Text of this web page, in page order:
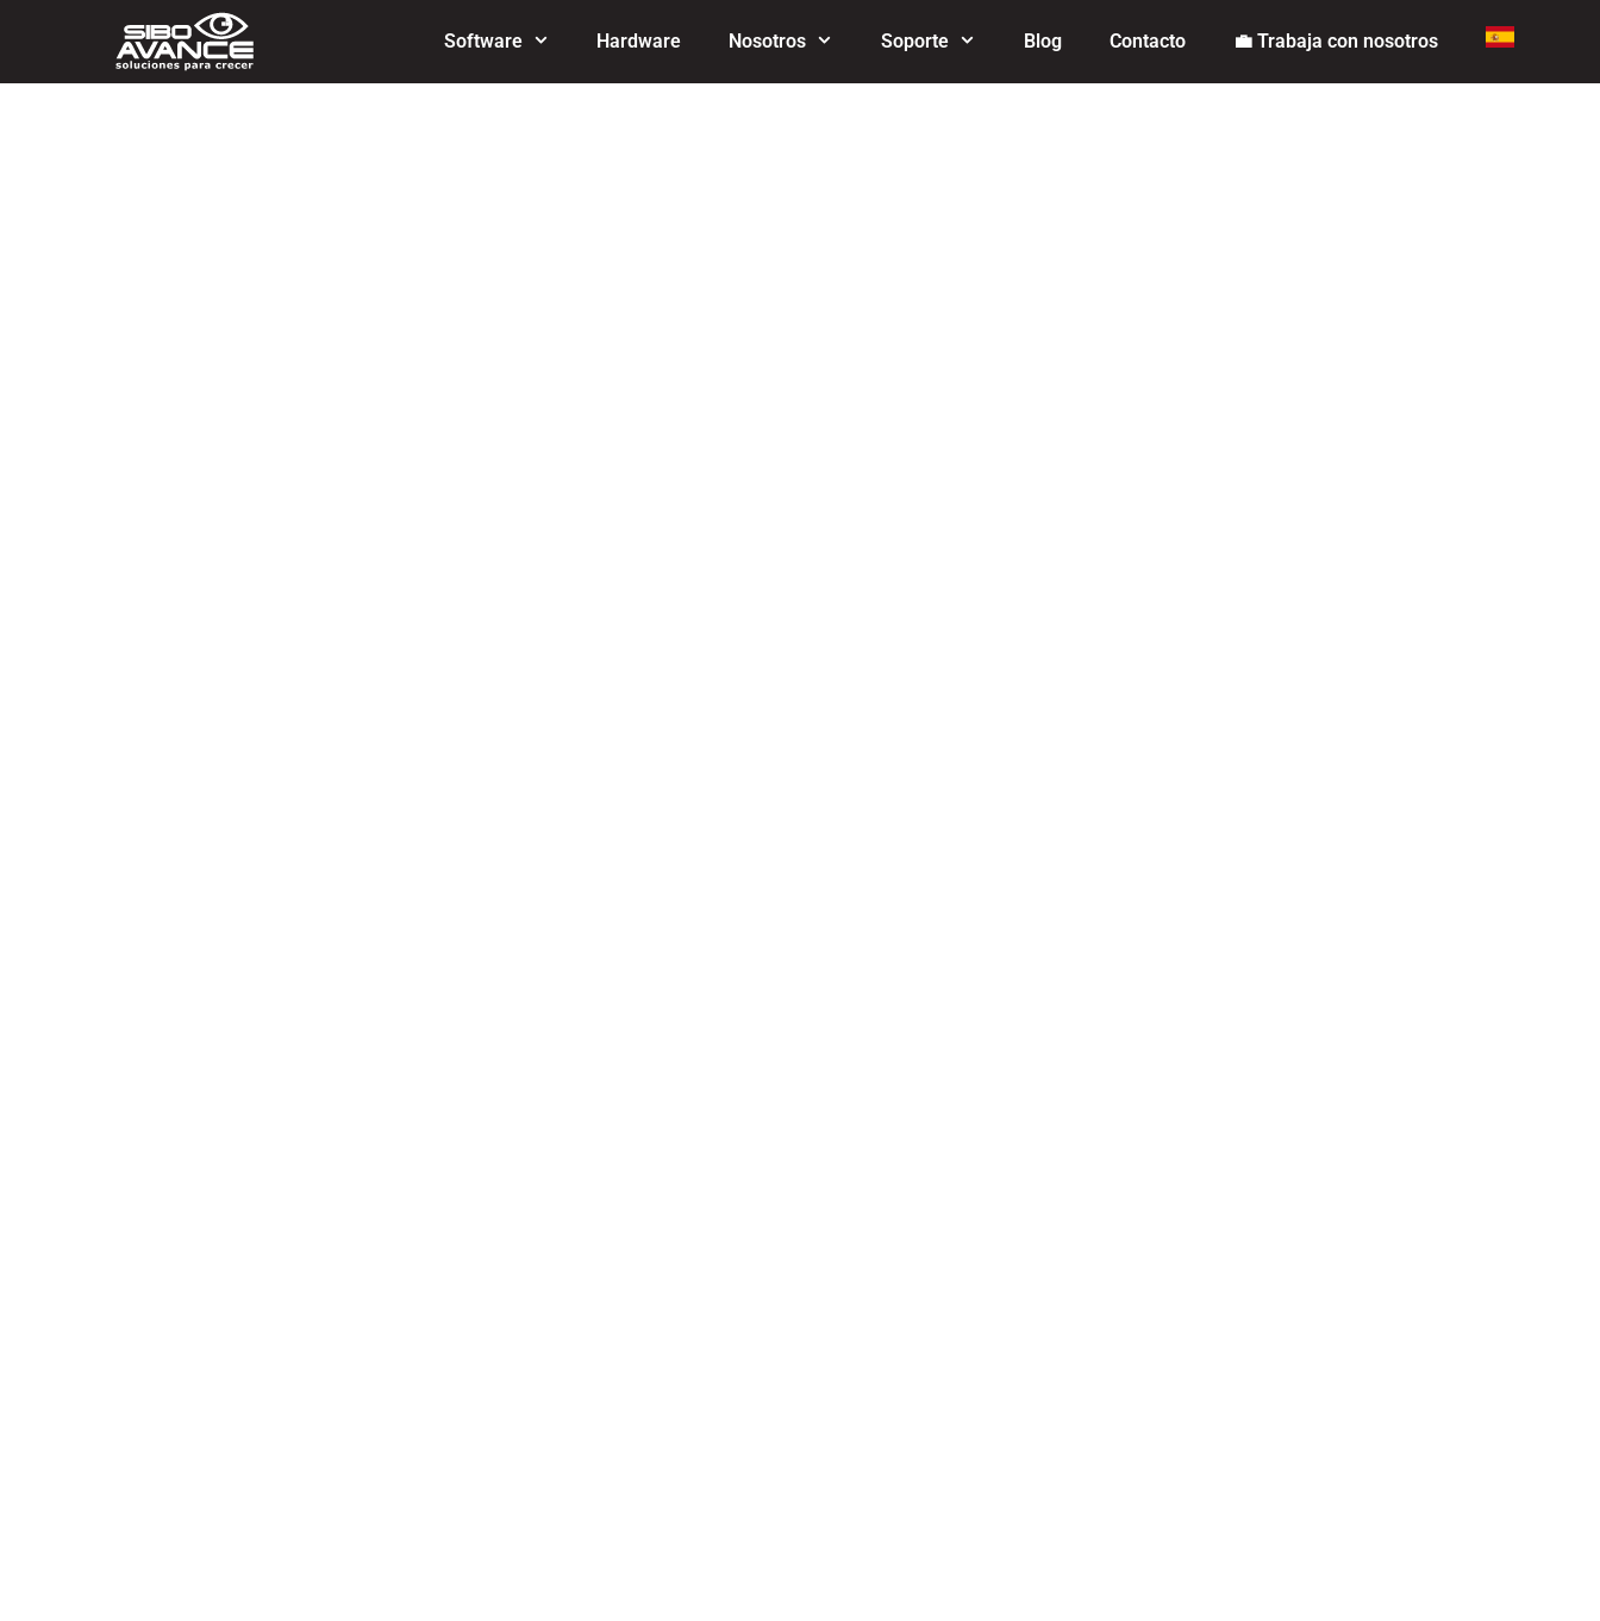
Software Hardware Nosotros Soporte Blog Contacto 💼 Trabaja con nosotros